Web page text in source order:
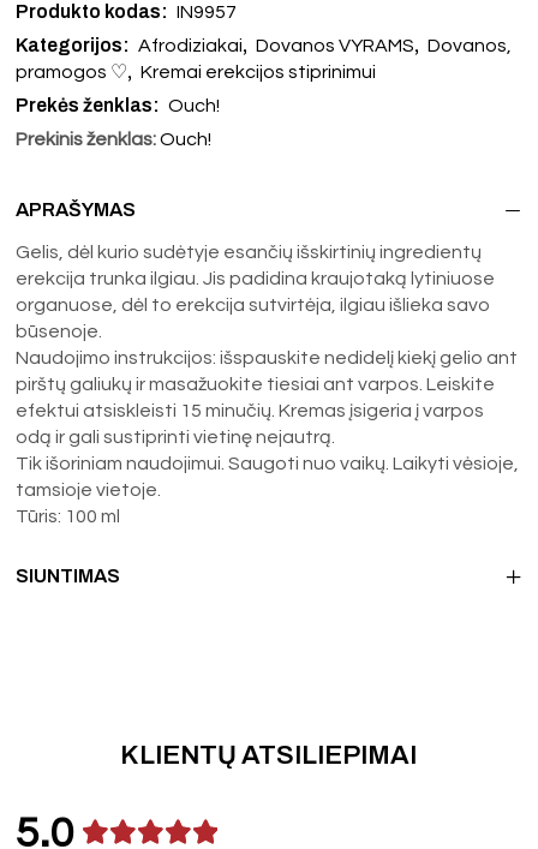
Produkto kodas: IN9957
Kategorijos: Afrodiziakai, Dovanos VYRAMS, Dovanos,
pramogos ♡, Kremai erekcijos stiprinimui
Prekės ženklas: Ouch!
Prekinis ženklas: Ouch!
APRAŠYMAS
Gelis, dėl kurio sudėtyje esančių išskirtinių ingredientų
erekcija trunka ilgiau. Jis padidina kraujotaką lytiniuose
organuose, dėl to erekcija sutvirtėja, ilgiau išlieka savo
būsenoje.
Naudojimo instrukcijos: išspauskite nedidelį kiekį gelio ant
pirštų galiukų ir masažuokite tiesiai ant varpos. Leiskite
efektui atsiskleisti 15 minučių. Kremas įsigeria į varpos
odą ir gali sustiprinti vietinę nejautrą.
Tik išoriniam naudojimui. Saugoti nuo vaikų. Laikyti vėsioje,
tamsioje vietoje.
Tūris: 100 ml
SIUNTIMAS
KLIENTŲ ATSILIEPIMAI
5.0